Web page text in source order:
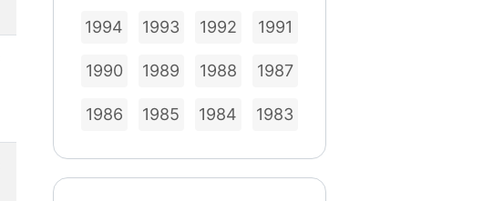
1994 1993 1992 1991
1990 1989 1988 1987
1986 1985 1984 1983